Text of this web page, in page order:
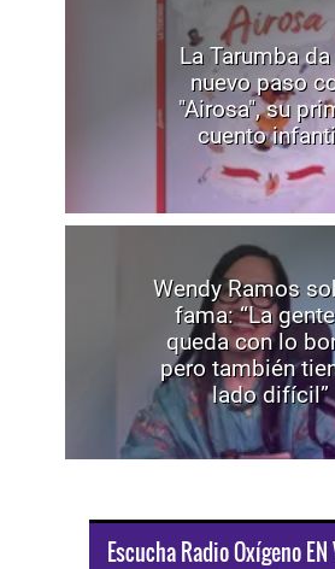
La Tarumba da
nuevo paso
"Airosa", su
cuento
Wendy Ramos
fama: “La
queda con lo
pero también
lado difícil”
Escucha Radio Oxígeno EN